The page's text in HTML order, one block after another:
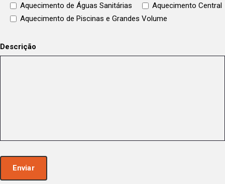
Aquecimento de Águas Sanitárias
Aquecimento Central
Aquecimento de Piscinas e Grandes Volume
Descrição